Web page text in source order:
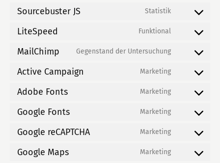
jetpack
shopmagic
Sourcebuster JS Statistik
Consent
LiteSpeed Funktional
Consent
litespeed
MailChimp Gegenstand der Untersuchung
Consent
mailchimp
Active Campaign Marketing
Consent
active-
campaign
Adobe Fonts Marketing
Consent
adobe-
Google Fonts Marketing
Consent
google-
Google reCAPTCHA Marketing
Consent
Google Maps Marketing
Consent